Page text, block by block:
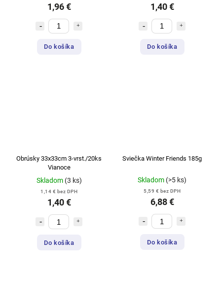
1,96 €
Do košíka
1,40 €
Do košíka
Obrúsky 33x33cm 3-vrst./20ks
Vianoce
Skladom (3 ks)
1,14 € bez DPH
1,40 €
Do košíka
Sviečka Winter Friends 185g
Skladom (>5 ks)
5,59 € bez DPH
6,88 €
Do košíka